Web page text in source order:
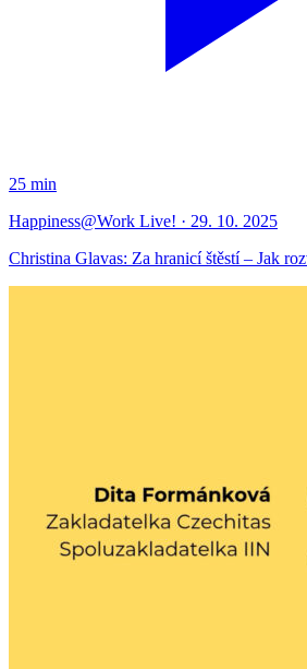
25 min
Happiness@Work Live! · 29. 10. 2025
Christina Glavas: Za hranicí štěstí – Jak